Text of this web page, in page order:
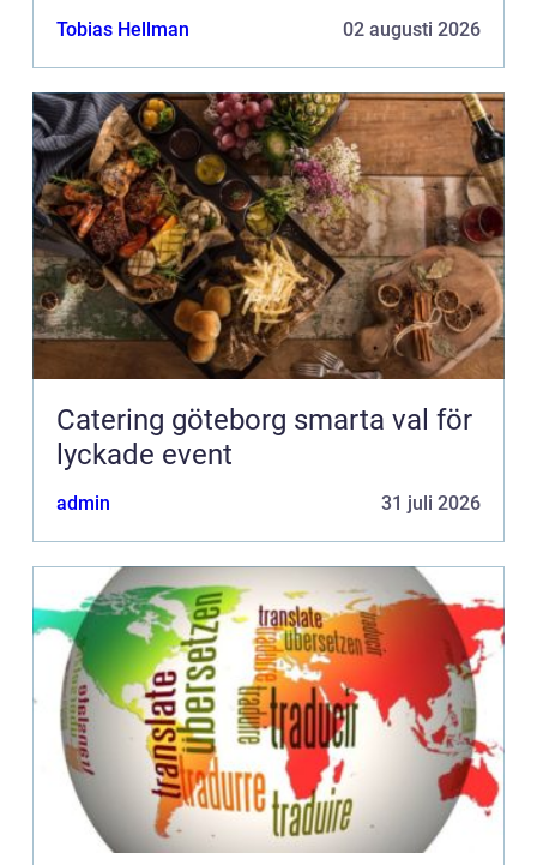
Tobias Hellman 02 augusti 2026
Catering göteborg smarta val för
lyckade event
admin 31 juli 2026